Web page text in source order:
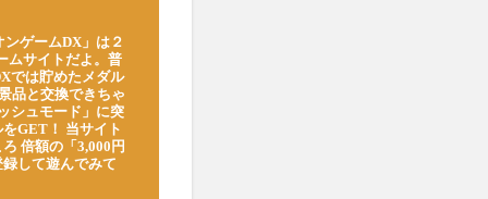
ゲームDX」は２
ムサイトだよ。普
では貯めたメダル
品と交換できちゃ
シュモード」に突
GET！ 当サイト
倍額の「3,000円
して遊んでみて